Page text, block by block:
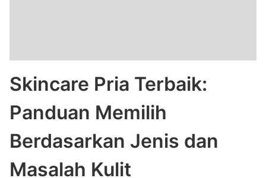
Skincare Pria Terbaik:
Panduan Memilih
Berdasarkan Jenis dan
Masalah Kulit